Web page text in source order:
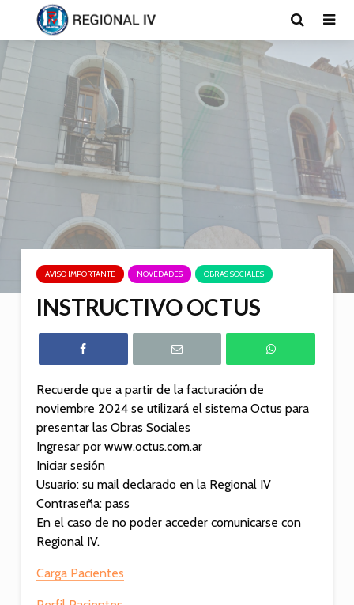
AVISO IMPORTANTE NOVEDADES OBRAS SOCIALES
INSTRUCTIVO OCTUS
Recuerde que a partir de la facturación de
noviembre 2024 se utilizará el sistema Octus para
presentar las Obras Sociales
Ingresar por www.octus.com.ar
Iniciar sesión
Usuario: su mail declarado en la Regional IV
Contraseña: pass
En el caso de no poder acceder comunicarse con
Regional IV.
Carga Pacientes